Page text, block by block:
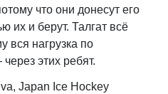
что они донесут его
их и берут. Талгат всё
вся нагрузка по
этих ребят.
Japan Ice Hockey